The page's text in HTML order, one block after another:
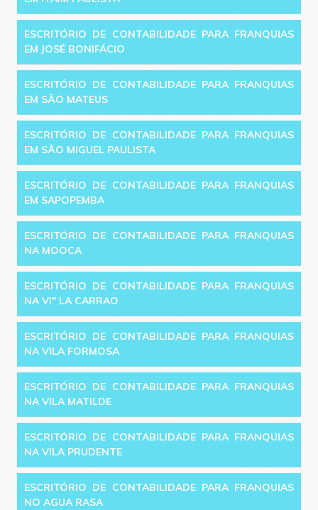
ESCRITÓRIO DE CONTABILIDADE PARA FRANQUIAS
EM JOSÉ BONIFÁCIO
ESCRITÓRIO DE CONTABILIDADE PARA FRANQUIAS
EM SÃO MATEUS
ESCRITÓRIO DE CONTABILIDADE PARA FRANQUIAS
EM SÃO MIGUEL PAULISTA
ESCRITÓRIO DE CONTABILIDADE PARA FRANQUIAS
EM SAPOPEMBA
ESCRITÓRIO DE CONTABILIDADE PARA FRANQUIAS
NA MOOCA
ESCRITÓRIO DE CONTABILIDADE PARA FRANQUIAS
NA VI'' LA CARRAO
ESCRITÓRIO DE CONTABILIDADE PARA FRANQUIAS
NA VILA FORMOSA
ESCRITÓRIO DE CONTABILIDADE PARA FRANQUIAS
NA VILA MATILDE
ESCRITÓRIO DE CONTABILIDADE PARA FRANQUIAS
NA VILA PRUDENTE
ESCRITÓRIO DE CONTABILIDADE PARA FRANQUIAS
NO AGUA RASA